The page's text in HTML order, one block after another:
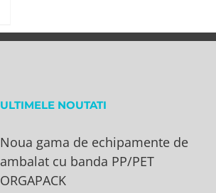
ULTIMELE NOUTATI
Noua gama de echipamente de
ambalat cu banda PP/PET
ORGAPACK